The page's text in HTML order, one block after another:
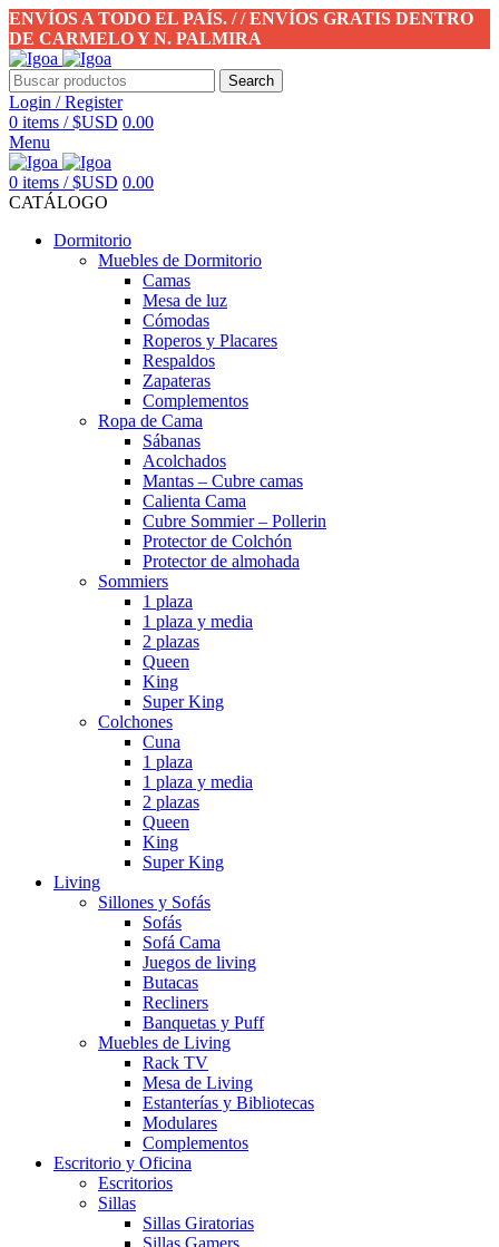
ENVÍOS A TODO EL PAÍS. / / ENVÍOS GRATIS DENTRO
DE CARMELO Y N. PALMIRA
Search
Login / Register
0 items / $USD 0.00
Menu
0 items / $USD 0.00
CATÁLOGO
Dormitorio
Muebles de Dormitorio
Camas
Mesa de luz
Cómodas
Roperos y Placares
Respaldos
Zapateras
Complementos
Ropa de Cama
Sábanas
Acolchados
Mantas – Cubre camas
Calienta Cama
Cubre Sommier – Pollerin
Protector de Colchón
Protector de almohada
Sommiers
1 plaza
1 plaza y media
2 plazas
Queen
King
Super King
Colchones
Cuna
1 plaza
1 plaza y media
2 plazas
Queen
King
Super King
Living
Sillones y Sofás
Sofás
Sofá Cama
Juegos de living
Butacas
Recliners
Banquetas y Puff
Muebles de Living
Rack TV
Mesa de Living
Estanterías y Bibliotecas
Modulares
Complementos
Escritorio y Oficina
Escritorios
Sillas
Sillas Giratorias
Sillas Gamers